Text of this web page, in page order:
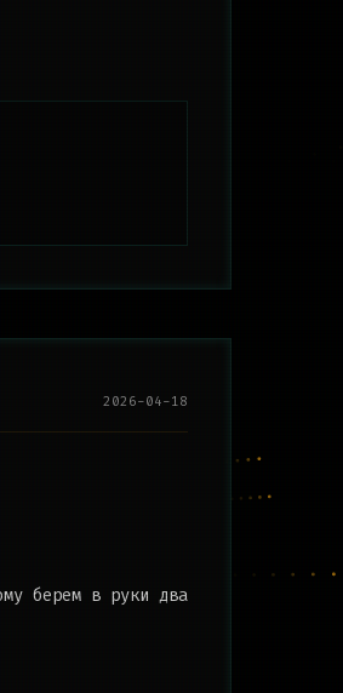
2026-04-18
берем в руки два